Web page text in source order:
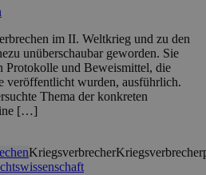
im II. Weltkrieg und zu den
unüberschaubar geworden. Sie
Protokolle und Beweismittel, die
veröffentlicht wurden, ausführlich.
Thema der konkreten
[…]
Kriegsverbrecher